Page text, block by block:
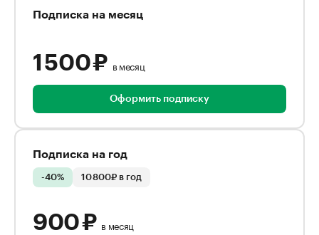
Подписка на месяц
1 500 ₽ в месяц
Оформить подписку
Подписка на год
-40% 10 800₽ в год
900 ₽ в месяц